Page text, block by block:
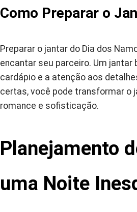
Como Preparar o
Preparar o jantar do Dia dos
encantar seu parceiro. Um
cardápio e a atenção aos
certas, você pode transformar o
romance e sofisticação.
Planejamento
uma Noite